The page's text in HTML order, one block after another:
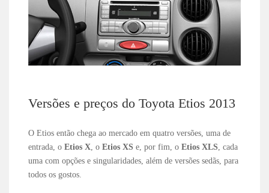
Versões e preços do Toyota Etios 2013
O Etios então chega ao mercado em quatro versões, uma de
entrada, o Etios X , oEtios XS e, por fim, oEtios XLS , cada
uma com opções e singularidades, além de versões sedãs, para
todos os gostos.